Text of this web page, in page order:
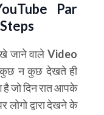
Par
जाने वाले Video
कुछ न कुछ देखते ही
जो दिन रात आपके
लोगो द्वारा देखने के